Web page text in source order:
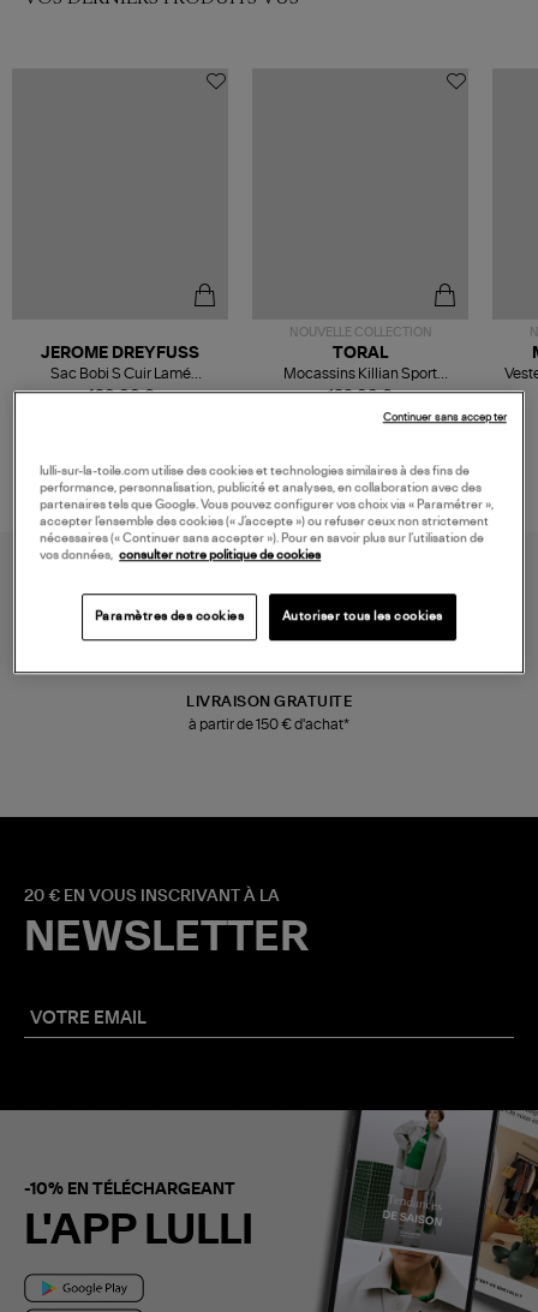
480,00 €
JEROME DREYFUSS
Sac Bobi S Cuir Lamé
Champagne
NOUVELLE COLLECTION
189,00 €
TORAL
Mocassins Killian Sport
Mousse
LIVRAISON GRATUITE
à partir de 150 € d'achat*
20 € EN VOUS INSCRIVANT À LA
NEWSLETTER
-10% EN TÉLÉCHARGEANT
L'APP LULLI
lulli-sur-la-toile.com utilise des cookies et technologies similaires à des fins de
performance, personnalisation, publicité et analyses, en collaboration avec des
partenaires tels que Google. Vous pouvez configurer vos choix via « Paramétrer »,
accepter l’ensemble des cookies (« J’accepte ») ou refuser ceux non strictement
nécessaires (« Continuer sans accepter »). Pour en savoir plus sur l’utilisation de
vos données, consulter notre politique de cookies
Paramètres des cookies Autoriser tous les cookies
Continuer sans accepter